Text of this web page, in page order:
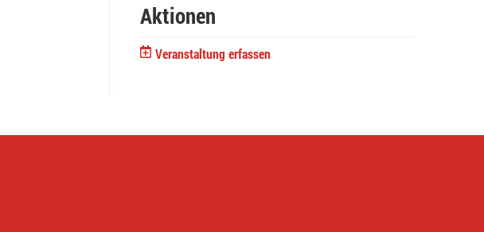
Aktionen
Veranstaltung erfassen